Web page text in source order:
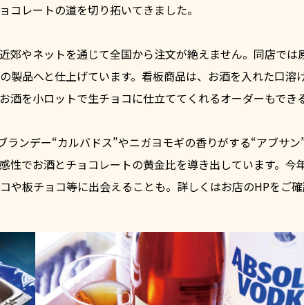
レートの道を切り拓いてきました。
郊やネットを通じて全国から注文が絶えません。同店では
製品へと仕上げています。看板商品は、お酒を入れた口溶
酒を小ロットで生チョコに仕立ててくれるオーダーもでき
ンデー“カルバドス”やニガヨモギの香りがする“アブサン
性でお酒とチョコレートの黄金比を導き出しています。今
板チョコ等に出会えることも。詳しくはお店のHPをご確